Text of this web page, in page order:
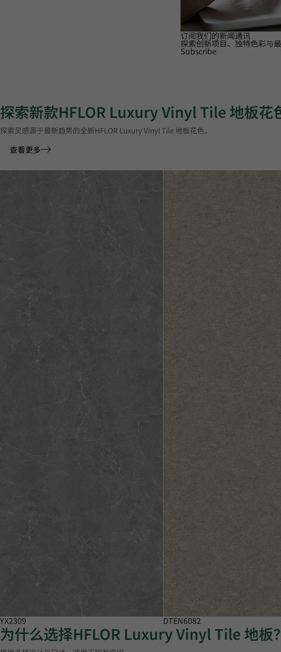
订阅我们的新闻通讯
探索创新项目、独特色彩与
Subscribe
探索新款HFLOR Luxury Vinyl Tile 地板花
探索灵感源于最新趋势的全新HFLOR Luxury Vinyl Tile 地板花色。
查看更多
YX2309 DTEN6082
为什么选择HFLOR Luxury Vinyl Tile 地板？